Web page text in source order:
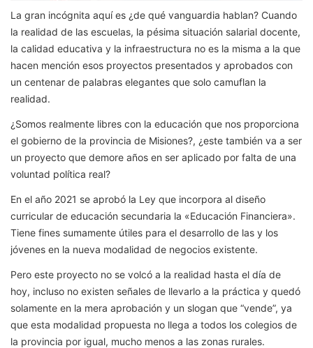
La gran incógnita aquí es ¿de qué vanguardia hablan? Cuando
la realidad de las escuelas, la pésima situación salarial docente,
la calidad educativa y la infraestructura no es la misma a la que
hacen mención esos proyectos presentados y aprobados con
un centenar de palabras elegantes que solo camuflan la
realidad.
¿Somos realmente libres con la educación que nos proporciona
el gobierno de la provincia de Misiones?, ¿este también va a ser
un proyecto que demore años en ser aplicado por falta de una
voluntad política real?
En el año 2021 se aprobó la Ley que incorpora al diseño
curricular de educación secundaria la «Educación Financiera».
Tiene fines sumamente útiles para el desarrollo de las y los
jóvenes en la nueva modalidad de negocios existente.
Pero este proyecto no se volcó a la realidad hasta el día de
hoy, incluso no existen señales de llevarlo a la práctica y quedó
solamente en la mera aprobación y un slogan que “vende”, ya
que esta modalidad propuesta no llega a todos los colegios de
la provincia por igual, mucho menos a las zonas rurales.